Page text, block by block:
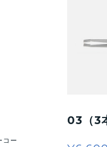
03（3
コー